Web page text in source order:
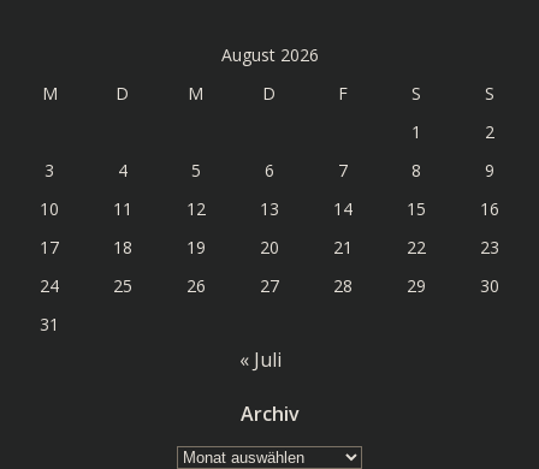
August 2026
M
D M D F S
S
1
2
3
4 5 6 7 8
9
10
11 12 13 14 15
16
17
18 19 20 21 22
23
24
25 26 27 28 29
30
31
« Juli
Archiv
Archiv